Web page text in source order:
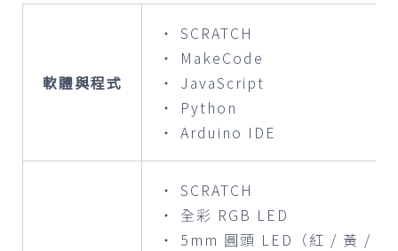
軟體與程式
‧ SCRATCH
‧ MakeCode
‧ JavaScript
‧ Python
‧ Arduino IDE
‧ SCRATCH
‧ 全彩 RGB LED
‧ 5mm 圓頭 LED（紅 / 黃 / 綠